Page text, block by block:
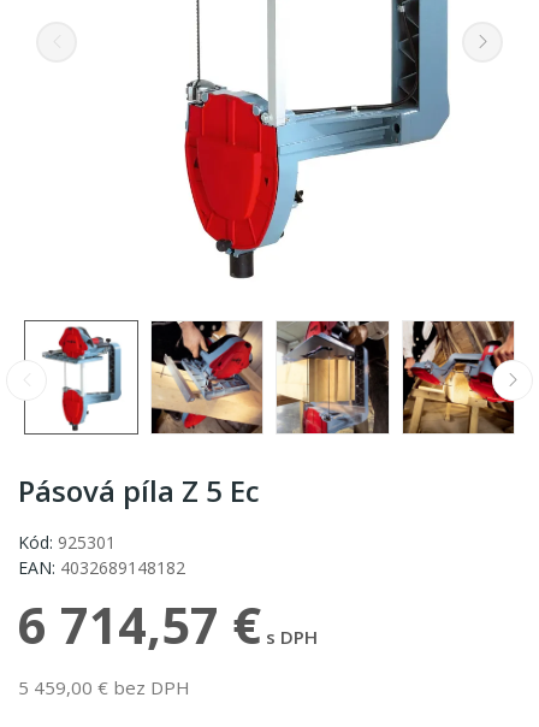
Pásová píla Z 5 Ec
Kód: 925301
EAN: 4032689148182
6 714,57 € s DPH
5 459,00 € bez DPH